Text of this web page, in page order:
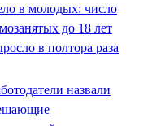
в молодых: число
до 18 лет
в полтора раза
назвали